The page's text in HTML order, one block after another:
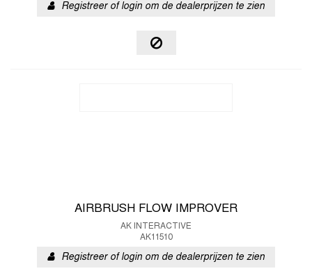
Registreer of login om de dealerprijzen te zien
AIRBRUSH FLOW IMPROVER
AK INTERACTIVE
AK11510
Registreer of login om de dealerprijzen te zien